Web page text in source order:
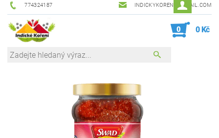
774324187 INDICKYKORENI@GMAIL.COM
0 0 Kč